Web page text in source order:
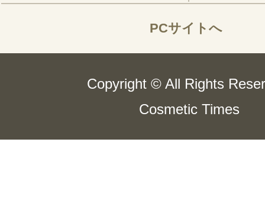
PCサイトへ
Copyright © All Rights
Cosmetic Times